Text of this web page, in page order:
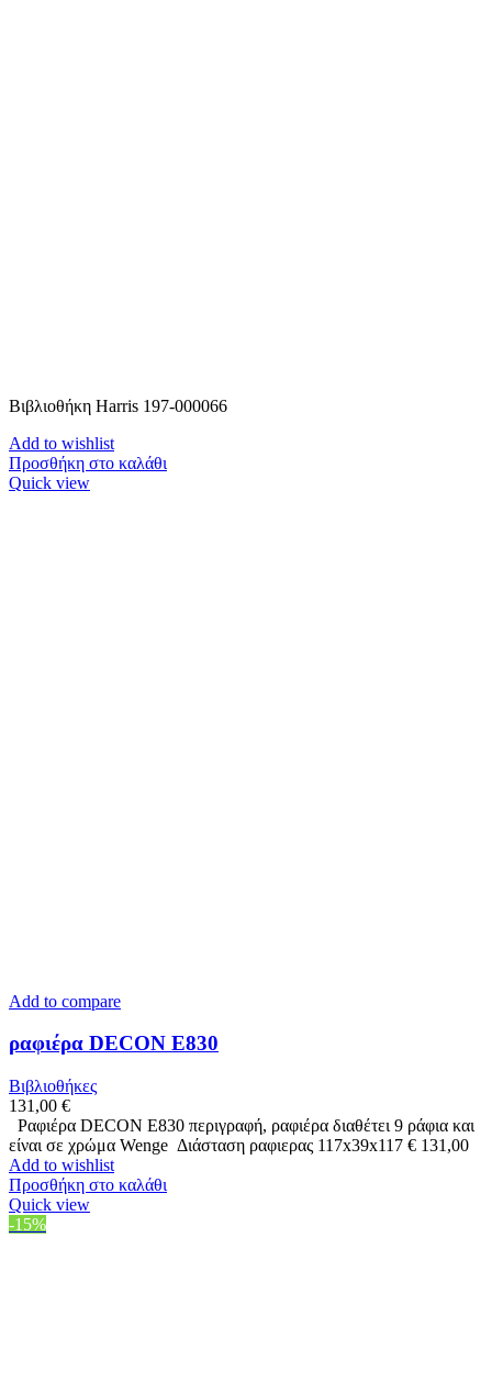
Βιβλιοθήκη Harris 197-000066
Add to wishlist
Προσθήκη στο καλάθι
Quick view
Add to compare
ραφιέρα DECON Ε830
Βιβλιοθήκες
131,00 €
Ραφιέρα DECON Ε830 περιγραφή, ραφιέρα διαθέτει 9 ράφια και
είναι σε χρώμα Wenge Διάσταση ραφιερας 117x39x117 € 131,00
Add to wishlist
Προσθήκη στο καλάθι
Quick view
-15%